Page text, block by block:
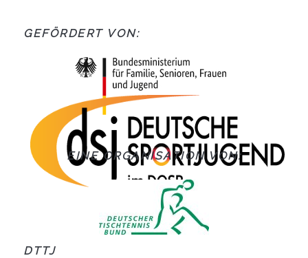
GEFÖRDERT VON:
EINE ORGANISATION VON:
DTTJ